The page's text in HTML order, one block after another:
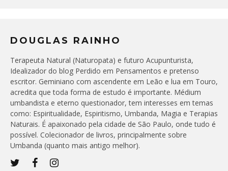
DOUGLAS RAINHO
Terapeuta Natural (Naturopata) e futuro Acupunturista,
Idealizador do blog Perdido em Pensamentos e pretenso
escritor. Geminiano com ascendente em Leão e lua em Touro,
acredita que toda forma de estudo é importante. Médium
umbandista e eterno questionador, tem interesses em temas
como: Espiritualidade, Espiritismo, Umbanda, Magia e Terapias
Naturais. É apaixonado pela cidade de São Paulo, onde tudo é
possível. Colecionador de livros, principalmente sobre
Umbanda (quanto mais antigo melhor).